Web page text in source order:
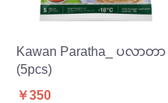
Kawan Paratha_ ပလာတာ
(5pcs)
￥350